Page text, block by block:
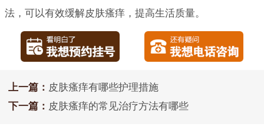
法，可以有效缓解皮肤瘙痒，提高生活质量。
上一篇： 皮肤瘙痒有哪些护理措施
下一篇： 皮肤瘙痒的常见治疗方法有哪些